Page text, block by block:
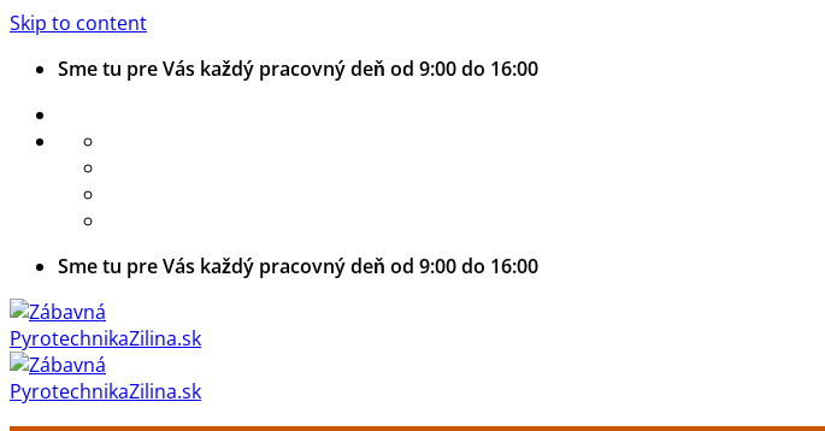
Skip to content
Sme tu pre Vás každý pracovný deň od 9:00 do 16:00
Sme tu pre Vás každý pracovný deň od 9:00 do 16:00